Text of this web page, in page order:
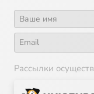
Рассылки